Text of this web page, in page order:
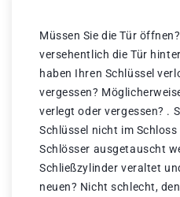
Müssen Sie die Tür
versehentlich die Tür
haben Ihren Schlüssel
vergessen?
verlegt oder vergessen? .
Schlüssel nicht im
Schlösser ausgetauscht
Schließzylinder veraltet
neuen? Nicht schlecht,